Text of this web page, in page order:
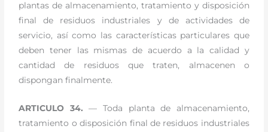
plantas de almacenamiento, tratamiento y disposición
final de residuos industriales y de actividades de
servicio, así como las características particulares que
deben tener las mismas de acuerdo a la calidad y
cantidad de residuos que traten, almacenen o
dispongan finalmente.
ARTICULO 34.— Toda planta de almacenamiento,
tratamiento o disposición final de residuos industriales